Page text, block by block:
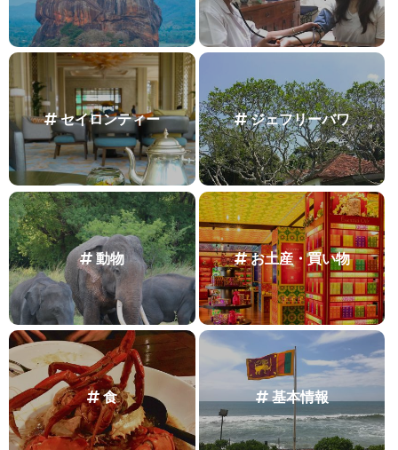
セイロンティー ジェフリーバワ
動物 お土産・買い物
食 基本情報